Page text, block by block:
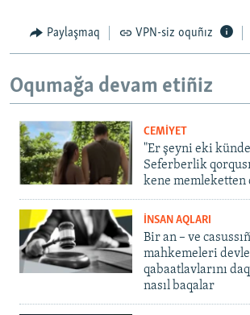
Paylaşmaq VPN-siz oquñız
Oqumağa devam etiñiz
CEMİYET
"Er şeyni eki
Seferberlik
kene memleketten
İNSAN AQLARI
Bir an – ve
mahkemeleri
qabaatlavlarını
nasıl baqalar